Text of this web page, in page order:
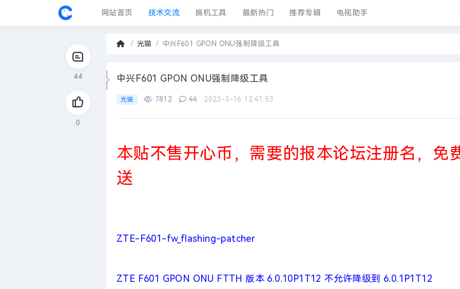
网站首页 技术交流 搞机工具 最新热门 推荐专辑 电视助手
固件中心
44
0
页
光猫
›
中兴F601 GPON ONU强制降级工具
中兴F601 GPON ONU强制降级工具
光猫 7812 44 2023-3-16 12:41:53
本贴不售开心币，需要的报本论坛注册名，免
送
ZTE-F601-fw_flashing-patcher
ZTE F601 GPON ONU FTTH 版本 6.0.10P1T12 不允许降级到 6.0.1P1T12